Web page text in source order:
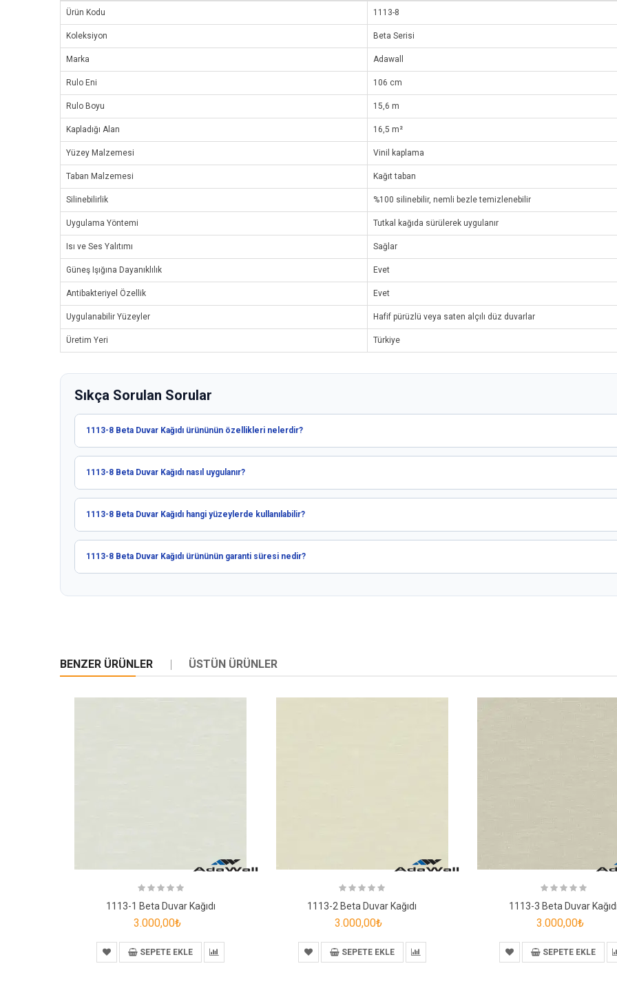
Ürün Kodu 1113-8
Koleksiyon Beta Serisi
Marka Adawall
Rulo Eni 106 cm
Rulo Boyu 15,6 m
Kapladığı Alan 16,5 m²
Yüzey Malzemesi Vinil kaplama
Taban Malzemesi Kağıt taban
Silinebilirlik %100 silinebilir, nemli bezle temizlenebilir
Uygulama Yöntemi Tutkal kağıda sürülerek uygulanır
Isı ve Ses Yalıtımı Sağlar
Güneş Işığına Dayanıklılık Evet
Antibakteriyel Özellik Evet
Uygulanabilir Yüzeyler Hafif pürüzlü veya saten alçılı düz duvarlar
Üretim Yeri Türkiye
Sıkça Sorulan Sorular
1113-8 Beta Duvar Kağıdı ürününün özellikleri nelerdir?
1113-8 Beta Duvar Kağıdı nasıl uygulanır?
1113-8 Beta Duvar Kağıdı hangi yüzeylerde kullanılabilir?
1113-8 Beta Duvar Kağıdı ürününün garanti süresi nedir?
BENZER ÜRÜNLER ÜSTÜN ÜRÜNLER
1113-1 Beta Duvar Kağıdı
3.000,00₺
SEPETE EKLE
1113-2 Beta Duvar Kağıdı
3.000,00₺
SEPETE EKLE
1113-3 Beta Duvar
3.000,00₺
SEPETE EKLE